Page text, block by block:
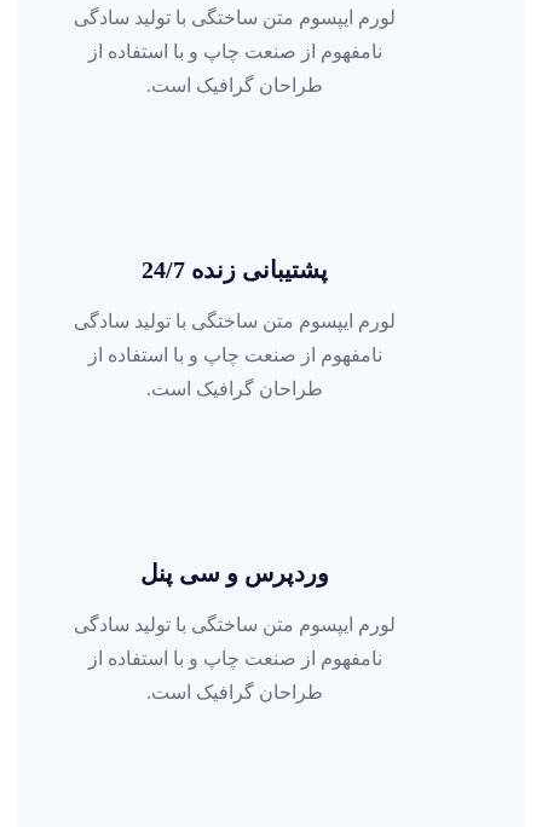
لورم ایپسوم متن ساختگی با تولید سادگی
نامفهوم از صنعت چاپ و با استفاده از
طراحان گرافیک است.
پشتیبانی زنده 24/7
لورم ایپسوم متن ساختگی با تولید سادگی
نامفهوم از صنعت چاپ و با استفاده از
طراحان گرافیک است.
وردپرس و سی پنل
لورم ایپسوم متن ساختگی با تولید سادگی
نامفهوم از صنعت چاپ و با استفاده از
طراحان گرافیک است.